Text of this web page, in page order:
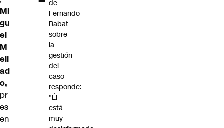
Mi
gu
el
M
ell
ad
o,
pr
es
en
de
Fernando
Rabat
sobre
la
gestión
del
caso
responde:
"Él
está
muy